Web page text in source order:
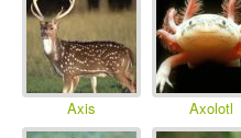
Axis Axolotl